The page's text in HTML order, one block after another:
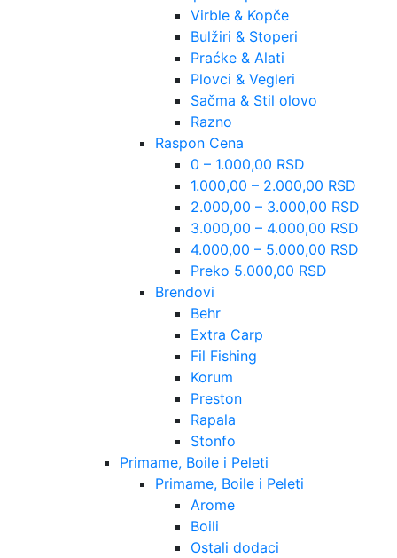
Virble & Kopče
Bulžiri & Stoperi
Praćke & Alati
Plovci & Vegleri
Sačma & Stil olovo
Razno
Raspon Cena
0 – 1.000,00 RSD
1.000,00 – 2.000,00 RSD
2.000,00 – 3.000,00 RSD
3.000,00 – 4.000,00 RSD
4.000,00 – 5.000,00 RSD
Preko 5.000,00 RSD
Brendovi
Behr
Extra Carp
Fil Fishing
Korum
Preston
Rapala
Stonfo
Primame, Boile i Peleti
Primame, Boile i Peleti
Arome
Boili
Ostali dodaci